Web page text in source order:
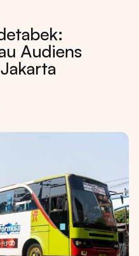
Audiens